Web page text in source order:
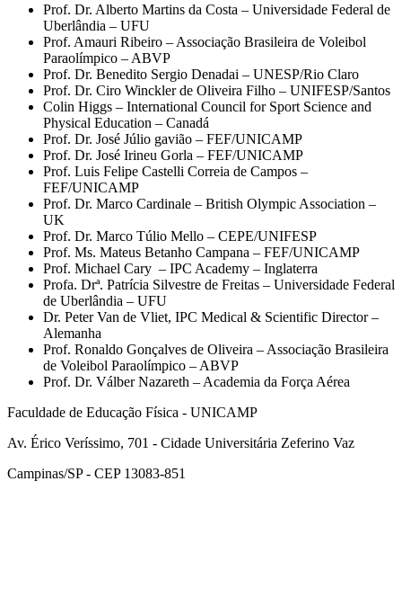
Prof. Dr. Alberto Martins da Costa – Universidade Federal de
Uberlândia – UFU
Prof. Amauri Ribeiro – Associação Brasileira de Voleibol
Paraolímpico – ABVP
Prof. Dr. Benedito Sergio Denadai – UNESP/Rio Claro
Prof. Dr. Ciro Winckler de Oliveira Filho – UNIFESP/Santos
Colin Higgs – International Council for Sport Science and
Physical Education – Canadá
Prof. Dr. José Júlio gavião – FEF/UNICAMP
Prof. Dr. José Irineu Gorla – FEF/UNICAMP
Prof. Luis Felipe Castelli Correia de Campos –
FEF/UNICAMP
Prof. Dr. Marco Cardinale – British Olympic Association –
UK
Prof. Dr. Marco Túlio Mello – CEPE/UNIFESP
Prof. Ms. Mateus Betanho Campana – FEF/UNICAMP
Prof. Michael Cary – IPC Academy – Inglaterra
Profa. Drª. Patrícia Silvestre de Freitas – Universidade Federal
de Uberlândia – UFU
Dr. Peter Van de Vliet, IPC Medical & Scientific Director –
Alemanha
Prof. Ronaldo Gonçalves de Oliveira – Associação Brasileira
de Voleibol Paraolímpico – ABVP
Prof. Dr. Válber Nazareth – Academia da Força Aérea
Faculdade de Educação Física - UNICAMP
Av. Érico Veríssimo, 701 - Cidade Universitária Zeferino Vaz
Campinas/SP - CEP 13083-851